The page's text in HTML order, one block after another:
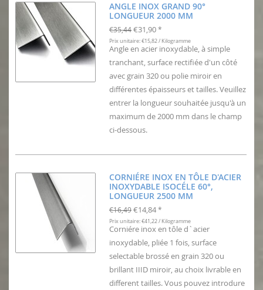
ANGLE INOX GRAND 90°
LONGUEUR 2000 MM
€35,44 €31,90 *
Prix unitaire: €15,82 / Kilogramme
Angle en acier inoxydable, à simple
tranchant, surface rectifiée d'un côté
avec grain 320 ou polie miroir en
différentes épaisseurs et tailles. Veuillez
entrer la longueur souhaitée jusqu'à un
maximum de 2000 mm dans le champ
ci-dessous.
CORNIÉRE INOX EN TÔLE D'ACIER
INOXYDABLE ISOCÉLE 60°,
LONGUEUR 2500 MM
€16,49 €14,84 *
Prix unitaire: €41,22 / Kilogramme
Corniére inox en tôle d`acier
inoxydable, pliée 1 fois, surface
selectable brossé en grain 320 ou
brillant IIID miroir, au choix livrable en
different tailles. Vous pouvez introdure